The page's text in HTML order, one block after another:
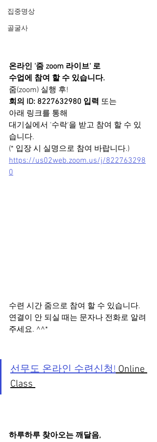
집중명상
골굴사
온라인 '줌 zoom 라이브‘ 로
수업에 참여 할 수 있습니다.
줌(zoom) 실행 후!
회의 ID: 8227632980 입력 또는
아래 링크를 통해
대기실에서 '수락'을 받고 참여 할 수 있
습니다.
(* 입장 시 실명으로 참여 바랍니다.)
https://us02web.zoom.us/j/822763298
0
수련 시간 줌으로 참여 할 수 있습니다.
연결이 안 되실 때는 문자나 전화로 알려
주세요. ^^*
선무도 온라인 수련신청! Online
Class
하루하루 찾아오는 깨달음,